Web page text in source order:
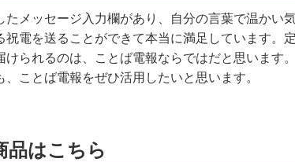
メッセージ入力欄があり、自分の言葉で温かい
電を送ることができて本当に満足しています。
られるのは、ことば電報ならではだと思います。
ことば電報をぜひ活用したいと思います。
品はこちら